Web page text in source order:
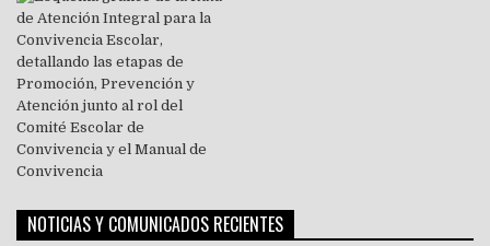
NOTICIAS Y COMUNICADOS RECIENTES